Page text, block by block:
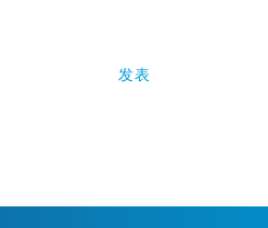
发表